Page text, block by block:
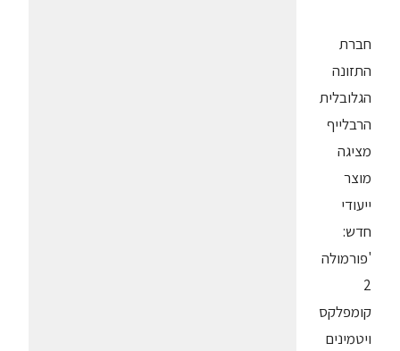
חברת
התזונה
הגלובלית
הרבלייף
מציגה
מוצר
ייעודי
חדש:
'פורמולה
2
קומפלקס
ויטמינים